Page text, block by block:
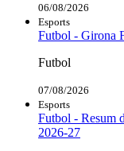
06/08/2026
Esports
Futbol - Girona
Futbol
07/08/2026
Esports
Futbol - Resum
2026-27